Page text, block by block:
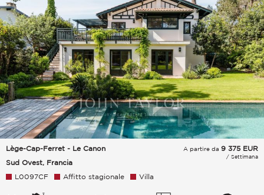
Lège-Cap-Ferret - Le Canon
Sud Ovest, Francia
A partire da 9 375 EUR
/ Settimana
L0097CF Affitto stagionale Villa